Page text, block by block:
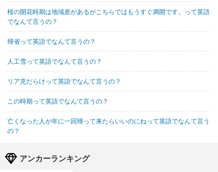
桜の開花時期は地域差があるがこちらではもうすぐ満開です。って英語
でなんて言うの？
帰省って英語でなんて言うの？
人工雪って英語でなんて言うの？
リア充だらけって英語でなんて言うの？
この時期って英語でなんて言うの？
亡くなった人が年に一回帰って来たらいいのにねって英語でなんて言う
の？
アンカーランキング